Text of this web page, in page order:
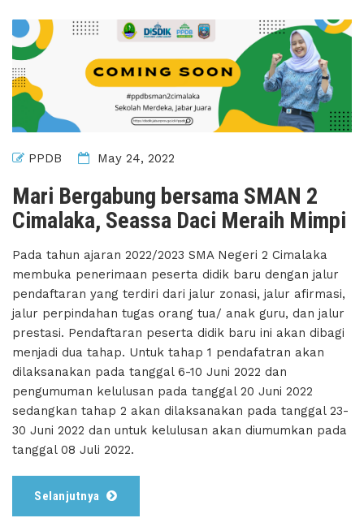
PPDB May 24, 2022
Mari Bergabung bersama SMAN 2
Cimalaka, Seassa Daci Meraih Mimpi
Pada tahun ajaran 2022/2023 SMA Negeri 2 Cimalaka
membuka penerimaan peserta didik baru dengan jalur
pendaftaran yang terdiri dari jalur zonasi, jalur afirmasi,
jalur perpindahan tugas orang tua/ anak guru, dan jalur
prestasi. Pendaftaran peserta didik baru ini akan dibagi
menjadi dua tahap. Untuk tahap 1 pendafatran akan
dilaksanakan pada tanggal 6-10 Juni 2022 dan
pengumuman kelulusan pada tanggal 20 Juni 2022
sedangkan tahap 2 akan dilaksanakan pada tanggal 23-
30 Juni 2022 dan untuk kelulusan akan diumumkan pada
tanggal 08 Juli 2022.
Selanjutnya